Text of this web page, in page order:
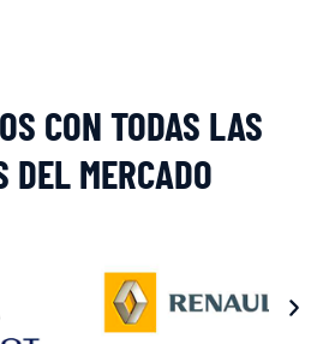
CON TODAS LAS
DEL MERCADO